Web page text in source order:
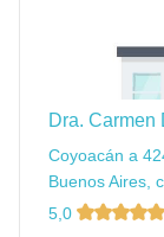
Dra. Carmen
Coyoacán a
Buenos Aires,
5,0